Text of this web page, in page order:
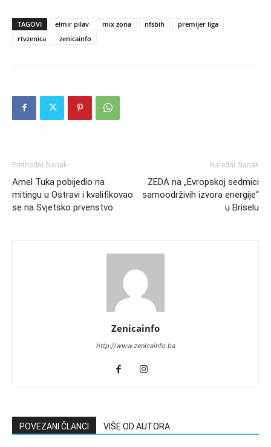
TAGOVI elmir pilav mix zona nfsbih
premijer liga
rtvzenica
zenicainfo
Prethodni članak
Amel Tuka pobijedio na
mitingu u Ostravi i kvalifikovao
se na Svjetsko prvenstvo
Naredni članak
ZEDA na „Evropskoj sedmici
samoodrživih izvora energije“
u Briselu
Zenicainfo
http://www.zenicainfo.ba
POVEZANI ČLANCI VIŠE OD AUTORA